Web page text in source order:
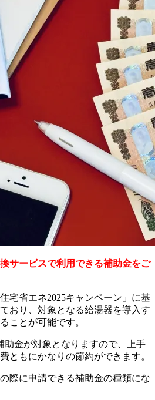
サービスで利用できる補助金をご
宅省エネ2025キャンペーン」に基
おり、対象となる給湯器を導入す
ことが可能です。
助金が対象となりますので、上手
ともにかなりの節約ができます。
際に申請できる補助金の種類にな